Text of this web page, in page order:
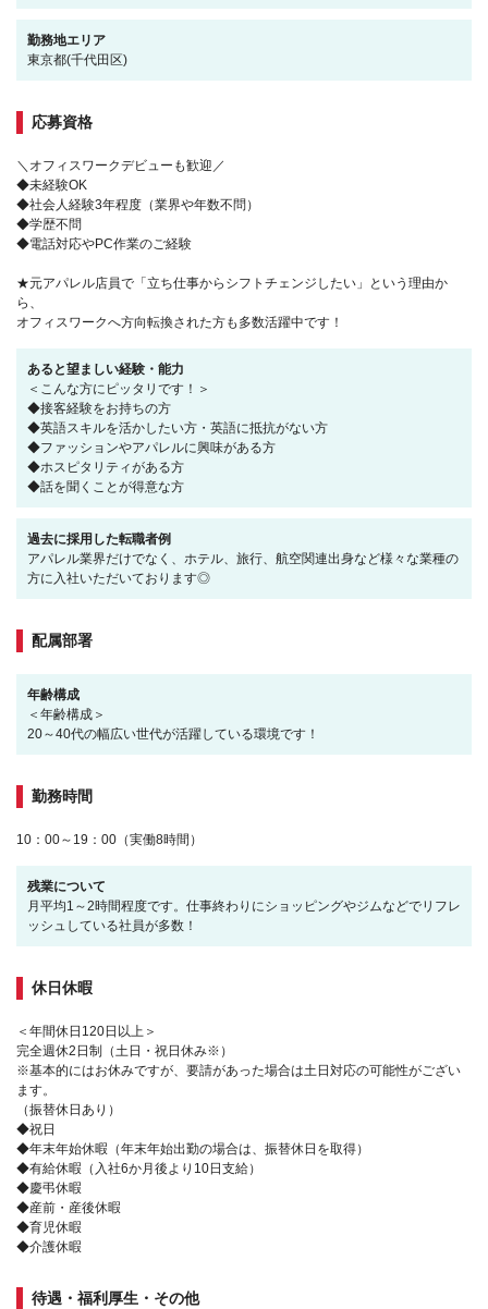
勤務地エリア
東京都(千代田区)
応募資格
＼オフィスワークデビューも歓迎／
◆未経験OK
◆社会人経験3年程度（業界や年数不問）
◆学歴不問
◆電話対応やPC作業のご経験
★元アパレル店員で「立ち仕事からシフトチェンジしたい」という理由か
ら、
オフィスワークへ方向転換された方も多数活躍中です！
あると望ましい経験・能力
＜こんな方にピッタリです！＞
◆接客経験をお持ちの方
◆英語スキルを活かしたい方・英語に抵抗がない方
◆ファッションやアパレルに興味がある方
◆ホスピタリティがある方
◆話を聞くことが得意な方
過去に採用した転職者例
アパレル業界だけでなく、ホテル、旅行、航空関連出身など様々な業種の
方に入社いただいております◎
配属部署
年齢構成
＜年齢構成＞
20～40代の幅広い世代が活躍している環境です！
勤務時間
10：00～19：00（実働8時間）
残業について
月平均1～2時間程度です。仕事終わりにショッピングやジムなどでリフレ
ッシュしている社員が多数！
休日休暇
＜年間休日120日以上＞
完全週休2日制（土日・祝日休み※）
※基本的にはお休みですが、要請があった場合は土日対応の可能性がござい
ます。
（振替休日あり）
◆祝日
◆年末年始休暇（年末年始出勤の場合は、振替休日を取得）
◆有給休暇（入社6か月後より10日支給）
◆慶弔休暇
◆産前・産後休暇
◆育児休暇
◆介護休暇
待遇・福利厚生・その他